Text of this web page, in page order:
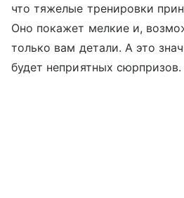
что тяжелые тренировки
Оно покажет мелкие и,
только вам детали. А это
будет неприятных сюрпризов.